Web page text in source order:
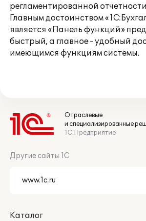
регламентированной
Главным достоинством
является «Панель функций»
быстрый, а главное - удобный
имеющимся функциям системы.
Отраслевые
и специализированные
1С:Предприятие
Другие сайты 1С
Каталог